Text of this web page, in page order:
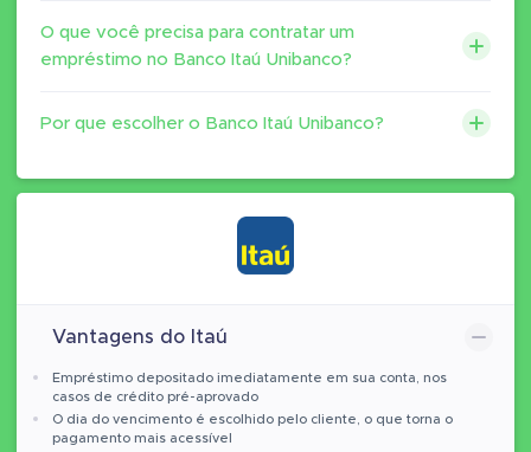
O que você precisa para contratar um
empréstimo no Banco Itaú Unibanco?
Por que escolher o Banco Itaú Unibanco?
Vantagens do Itaú
Empréstimo depositado imediatamente em sua conta, nos
casos de crédito pré-aprovado
O dia do vencimento é escolhido pelo cliente, o que torna o
pagamento mais acessível